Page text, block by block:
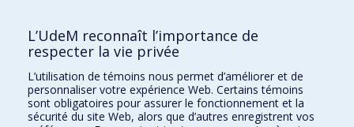
Écoles
Orthophonie et audiologie
Réadaptation
L’UdeM reconnaît l’importance de
respecter la vie privée
L’utilisation de témoins nous permet d’améliorer et de
personnaliser votre expérience Web. Certains témoins
sont obligatoires pour assurer le fonctionnement et la
sécurité du site Web, alors que d’autres enregistrent vos